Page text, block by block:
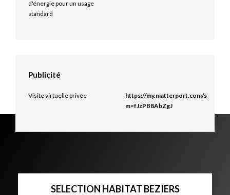
d'énergie pour un usage
standard
Publicité
Visite virtuelle privée
https://my.matterport.com/show/?
m=fJzPB8AbZgJ
SELECTION HABITAT BEZIERS